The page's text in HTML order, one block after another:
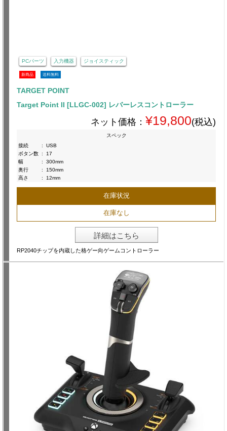
PCパーツ 入力機器 ジョイスティック
新商品 送料無料
TARGET POINT
Target Point II [LLGC-002] レバーレスコントローラー
ネット価格： ¥19,800(税込)
スペック
接続
:
USB
ボタン数 :
17
幅
:
300mm
奥行
:
150mm
高さ
: 12mm
在庫状況
在庫なし
詳細はこちら
RP2040チップを内蔵した格ゲー向ゲームコントローラー